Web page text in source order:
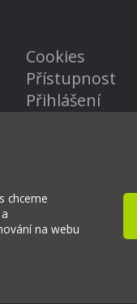
chceme
na webu
Cookies
Přístupnost
Přihlášení